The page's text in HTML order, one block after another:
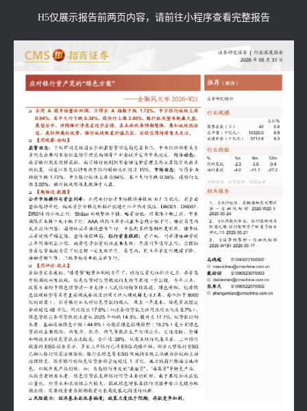
H5仅展示报告前两页内容，请前往小程序查看完整报告